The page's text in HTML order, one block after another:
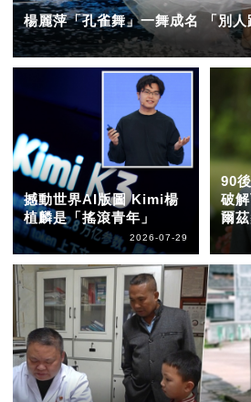
楊麗萍「孔雀舞」一舞成名 「別人
撼動世界AI版圖 Kimi楊
植麟是「搖滾青年」
2026-07-29
90
破
爾